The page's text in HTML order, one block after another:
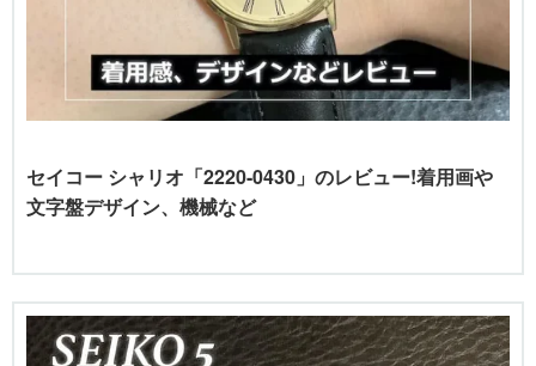
セイコー シャリオ「2220-0430」のレビュー!着用画や
文字盤デザイン、機械など